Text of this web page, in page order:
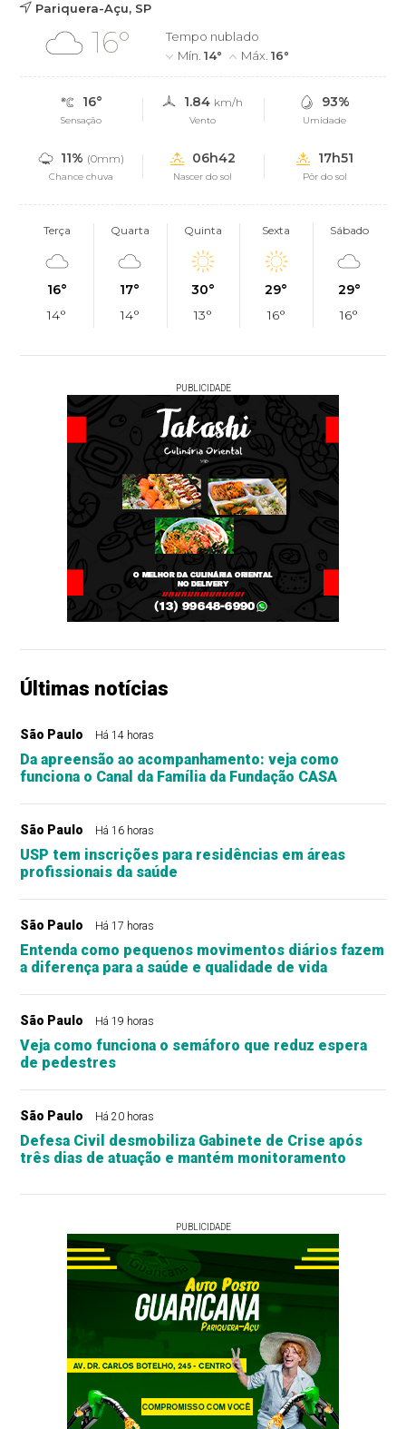
Pariquera-Açu, SP
16°
Tempo nublado
Mín.14° Máx.16°
16°
Sensação
1.84 km/h
Vento
93%
Umidade
11% (0mm)
Chance chuva
06h42
Nascer do sol
17h51
Pôr do sol
Terça
16°
14°
Quarta
17°
14°
Quinta
30°
13°
Sexta
29°
16°
Sábado
29°
16°
PUBLICIDADE
Últimas notícias
São Paulo Há 14 horas
Da apreensão ao acompanhamento: veja como
funciona o Canal da Família da Fundação CASA
São Paulo Há 16 horas
USP tem inscrições para residências em áreas
profissionais da saúde
São Paulo Há 17 horas
Entenda como pequenos movimentos diários fazem
a diferença para a saúde e qualidade de vida
São Paulo Há 19 horas
Veja como funciona o semáforo que reduz espera
de pedestres
São Paulo Há 20 horas
Defesa Civil desmobiliza Gabinete de Crise após
três dias de atuação e mantém monitoramento
PUBLICIDADE